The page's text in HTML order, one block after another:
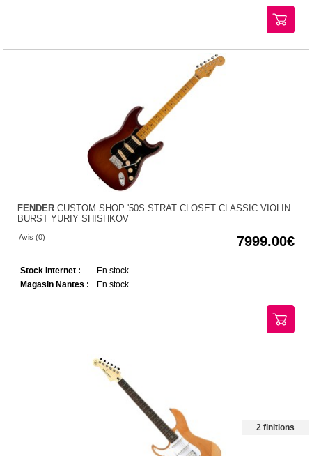
FENDER CUSTOM SHOP '50S STRAT CLOSET CLASSIC VIOLIN
BURST YURIY SHISHKOV
Avis (0) 7999.00
Stock Internet :
En stock
Magasin Nantes :
En stock
2 finitions